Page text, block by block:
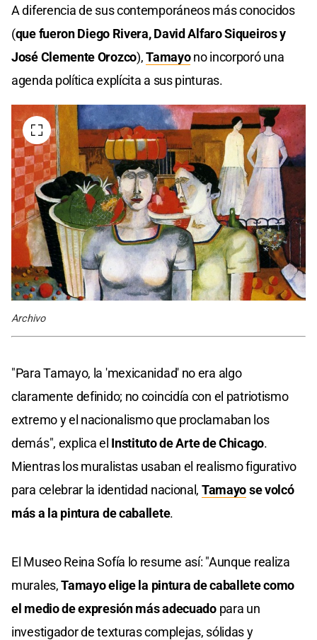
A diferencia de sus contemporáneos más conocidos
(que fueron Diego Rivera, David Alfaro Siqueiros y
José Clemente Orozco),Tamayono incorporó una
agenda política explícita a sus pinturas.
Archivo
"Para Tamayo, la 'mexicanidad' no era algo
claramente definido; no coincidía con el patriotismo
extremo y el nacionalismo que proclamaban los
demás", explica el Instituto de Arte de Chicago.
Mientras los muralistas usaban el realismo figurativo
para celebrar la identidad nacional, Tamayose volcó
más a la pintura de caballete.
El Museo Reina Sofía lo resume así: "Aunque realiza
murales,Tamayo elige la pintura de caballete como
el medio de expresión más adecuadopara un
investigador de texturas complejas, sólidas y